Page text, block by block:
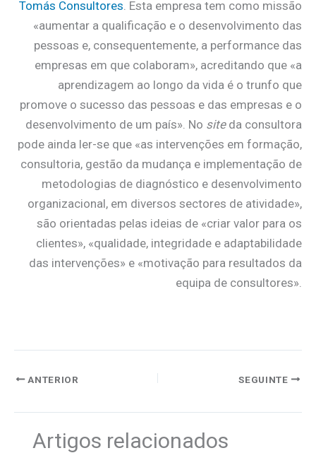
Tomás Consultores. Esta empresa tem como missão
«aumentar a qualificação e o desenvolvimento das
pessoas e, consequentemente, a performance das
empresas em que colaboram», acreditando que «a
aprendizagem ao longo da vida é o trunfo que
promove o sucesso das pessoas e das empresas e o
desenvolvimento de um país». No siteda consultora
pode ainda ler-se que «as intervenções em formação,
consultoria, gestão da mudança e implementação de
metodologias de diagnóstico e desenvolvimento
organizacional, em diversos sectores de atividade»,
são orientadas pelas ideias de «criar valor para os
clientes», «qualidade, integridade e adaptabilidade
das intervenções» e «motivação para resultados da
equipa de consultores».
ANTERIOR SEGUINTE
Artigos relacionados